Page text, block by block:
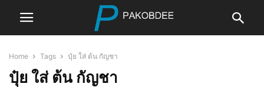
Home Tags ปุ๋ย ใส่ ต้น กัญชา
ปุ๋ย ใส่ ต้น กัญชา